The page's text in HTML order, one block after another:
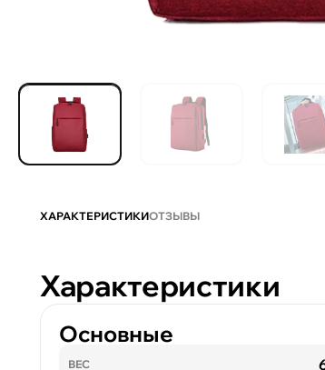
ХАРАКТЕРИСТИКИОТЗЫВЫ
Характеристики
Основные
ВЕС